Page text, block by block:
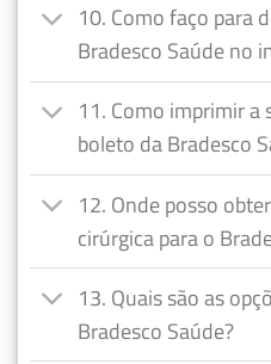
10. Como faço para
Bradesco Saúde no
11. Como imprimir a
boleto da Bradesco
12. Onde posso
cirúrgica para o
13. Quais são as
Bradesco Saúde?